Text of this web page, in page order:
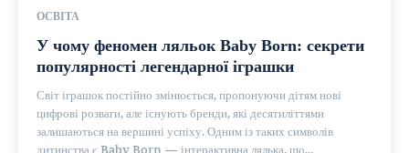
ОСВІТА
У чому феномен ляльок Baby Born: секрети
популярності легендарної іграшки
Світ іграшок постійно змінюється, пропонуючи дітям нові
цифрові розваги, але існують бренди, які десятиліттями
залишаються на вершині успіху. Одним із таких символів
дитинства є Baby Born — інтерактивна лялька, що...